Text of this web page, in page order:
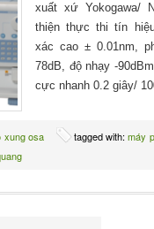
xuất xứ Yokogawa/
thiện thực thi tín
xác cao ± 0.01nm,
78dB, độ nhạy -
cực nhanh 0.2 giây/
xung osa tagged with:máy